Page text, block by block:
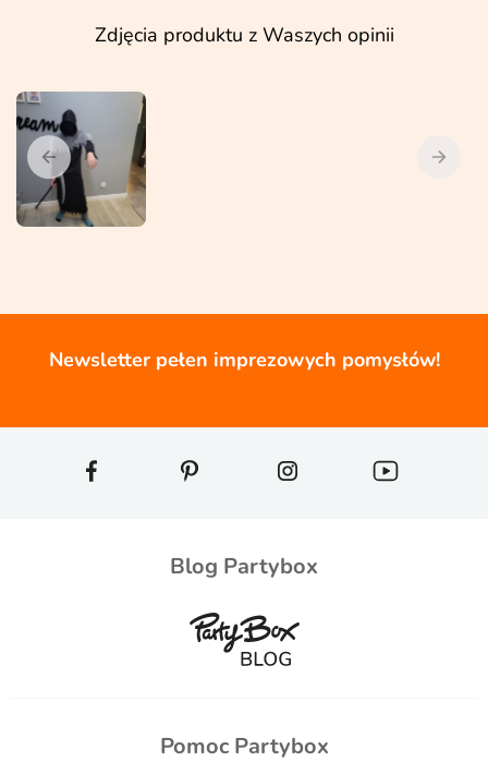
Zdjęcia produktu z Waszych opinii
Newsletter pełen imprezowych pomysłów!
Blog Partybox
Pomoc Partybox